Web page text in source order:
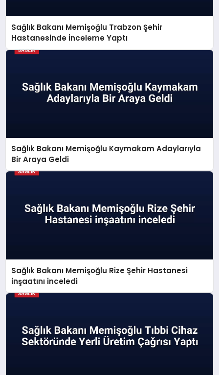
Sağlık Bakanı Memişoğlu Trabzon Şehir
Hastanesinde İnceleme Yaptı
Sağlık Bakanı Memişoğlu Kaymakam Adaylarıyla
Bir Araya Geldi
Sağlık Bakanı Memişoğlu Rize Şehir Hastanesi
inşaatını inceledi